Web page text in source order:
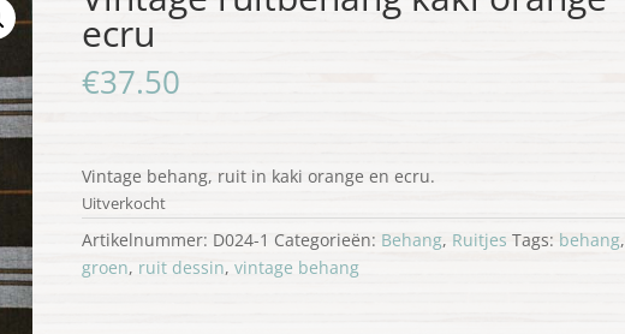
ecru
€37.50
Vintage behang, ruit in kaki orange en ecru.
Uitverkocht
Artikelnummer: D024-1 Categorieën: Behang, Ruitjes Tags: behang,
groen, ruit dessin, vintage behang